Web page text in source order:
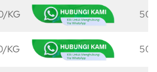
KG 50
KG 50